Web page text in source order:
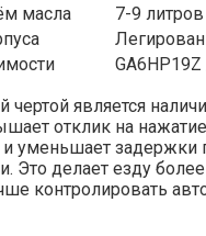
масла
7-9 литров
чертой является
отклик на
и уменьшает задержки
Это делает езду
контролировать